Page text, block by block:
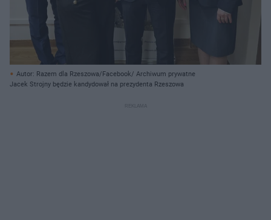
Autor: Razem dla Rzeszowa/Facebook/ Archiwum prywatne
Jacek Strojny będzie kandydował na prezydenta Rzeszowa